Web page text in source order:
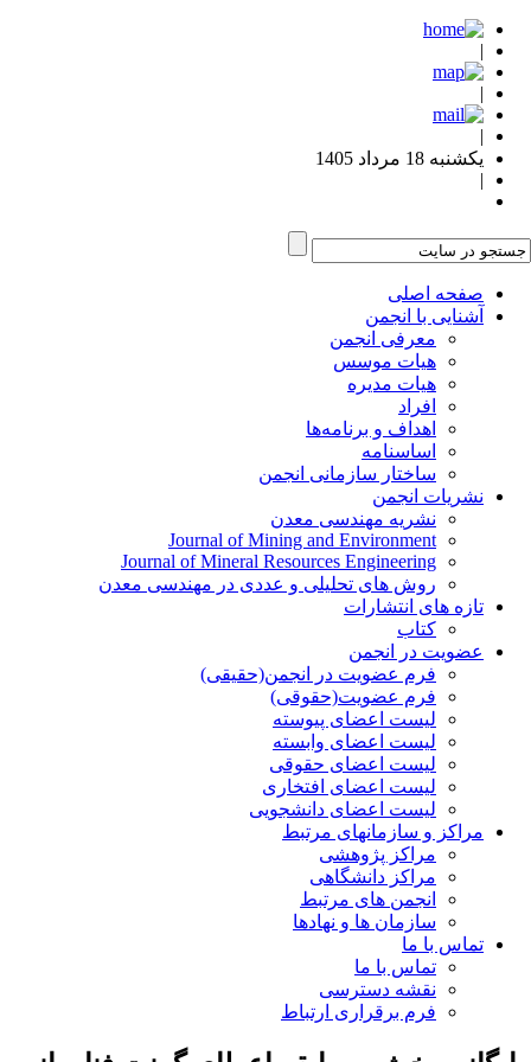
یکشنبه 18 مرداد 1405
صفحه اصلی
آشنایی با انجمن
معرفی انجمن
هیات موسس
هیات مدیره
افراد
اهداف و برنامه‌ها
اساسنامه
ساختار سازمانی انجمن
نشریات انجمن
نشریه مهندسی معدن
Journal of Mining and Environment
Journal of Mineral Resources Engineering
روش های تحلیلی و عددی در مهندسی معدن
تازه های انتشارات
کتاب
عضویت در انجمن
فرم عضویت در انجمن(حقیقی)
فرم عضویت(حقوقی)
لیست اعضای پیوسته
لیست اعضای وابسته
لیست اعضای حقوقی
لیست اعضای افتخاری
لیست اعضای دانشجویی
مراکز و سازمانهای مرتبط
مراکز پژوهشی
مراکز دانشگاهی
انجمن های مرتبط
سازمان ها و نهادها
تماس با ما
تماس با ما
نقشه دسترسی
فرم برقراری ارتباط